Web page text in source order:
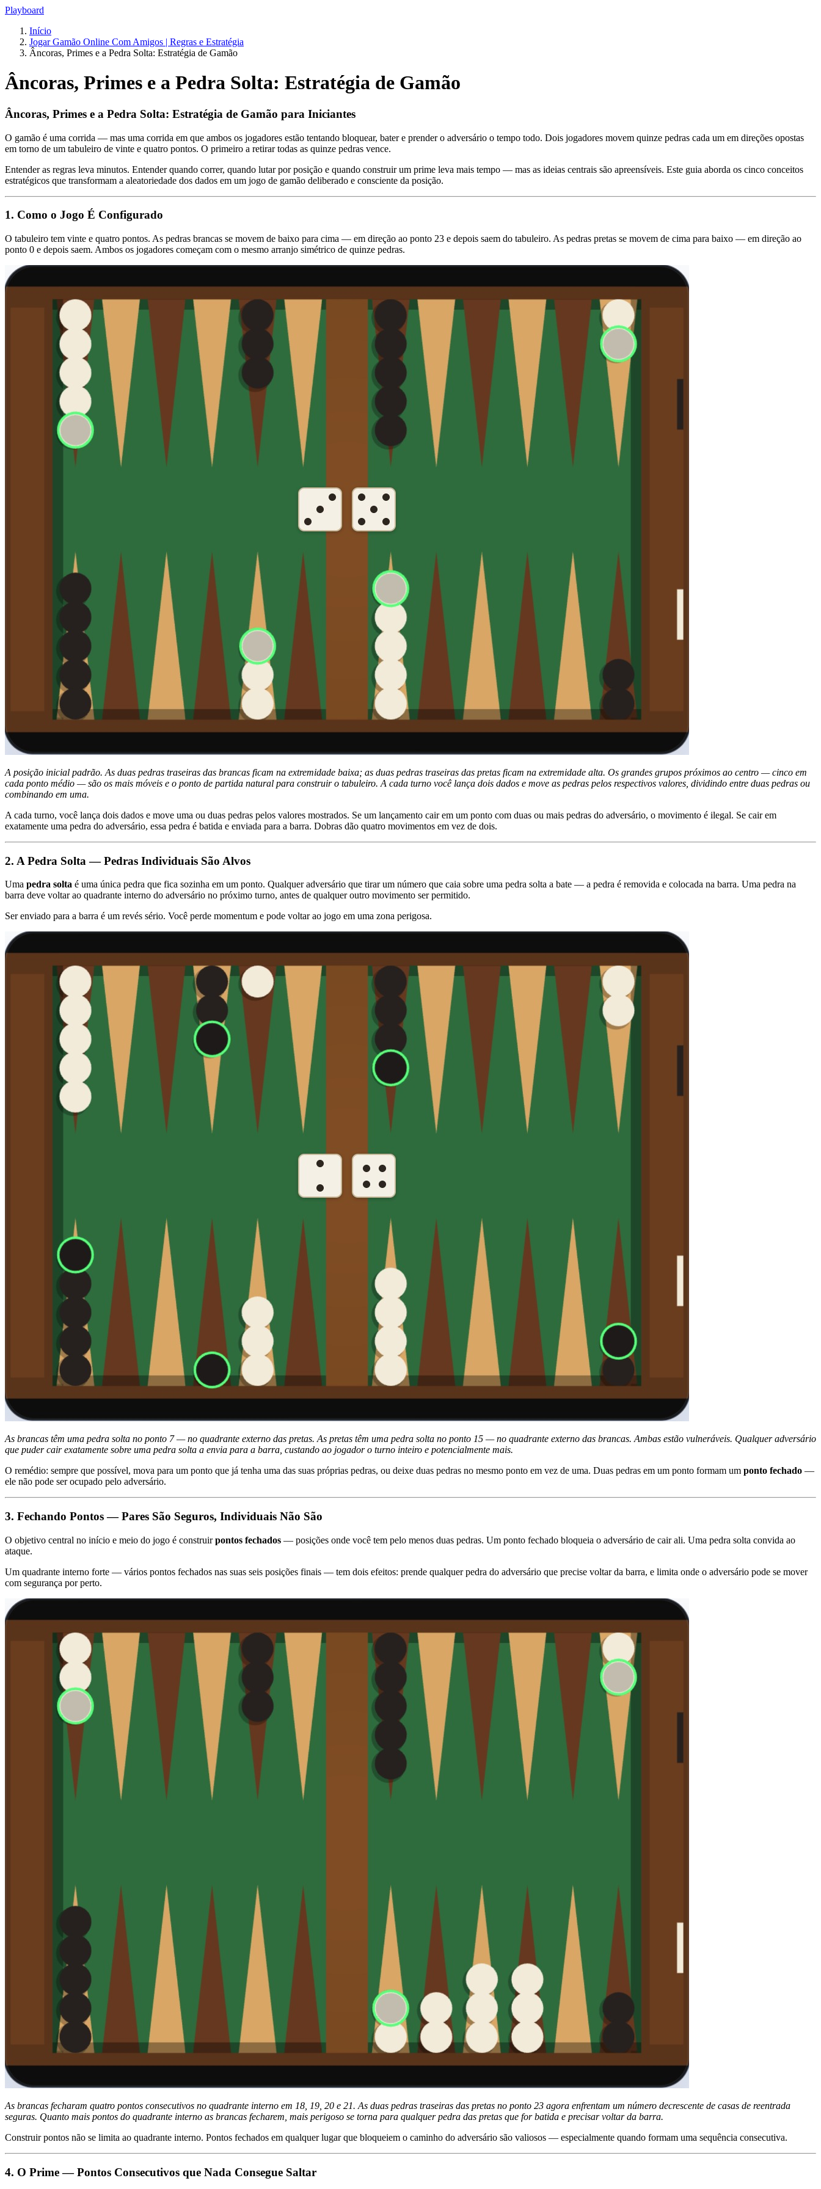
Playboard
Início
Jogar Gamão Online Com Amigos | Regras e Estratégia
Âncoras, Primes e a Pedra Solta: Estratégia de Gamão
Âncoras, Primes e a Pedra Solta: Estratégia de Gamão
Âncoras, Primes e a Pedra Solta: Estratégia de Gamão para Iniciantes
O gamão é uma corrida — mas uma corrida em que ambos os jogadores estão tentando bloquear, bater e prender o adversário o tempo todo. Dois jogadores movem quinze pedras cada um em direções opostas
em torno de um tabuleiro de vinte e quatro pontos. O primeiro a retirar todas as quinze pedras vence.
Entender as regras leva minutos. Entender quando correr, quando lutar por posição e quando construir um prime leva mais tempo — mas as ideias centrais são apreensíveis. Este guia aborda os cinco conceitos
estratégicos que transformam a aleatoriedade dos dados em um jogo de gamão deliberado e consciente da posição.
1. Como o Jogo É Configurado
O tabuleiro tem vinte e quatro pontos. As pedras brancas se movem de baixo para cima — em direção ao ponto 23 e depois saem do tabuleiro. As pedras pretas se movem de cima para baixo — em direção ao
ponto 0 e depois saem. Ambos os jogadores começam com o mesmo arranjo simétrico de quinze pedras.
A posição inicial padrão. As duas pedras traseiras das brancas ficam na extremidade baixa; as duas pedras traseiras das pretas ficam na extremidade alta. Os grandes grupos próximos ao centro — cinco em
cada ponto médio — são os mais móveis e o ponto de partida natural para construir o tabuleiro. A cada turno você lança dois dados e move as pedras pelos respectivos valores, dividindo entre duas pedras ou
combinando em uma.
A cada turno, você lança dois dados e move uma ou duas pedras pelos valores mostrados. Se um lançamento cair em um ponto com duas ou mais pedras do adversário, o movimento é ilegal. Se cair em
exatamente uma pedra do adversário, essa pedra é batida e enviada para a barra. Dobras dão quatro movimentos em vez de dois.
2. A Pedra Solta — Pedras Individuais São Alvos
Uma pedra solta é uma única pedra que fica sozinha em um ponto. Qualquer adversário que tirar um número que caia sobre uma pedra solta a bate — a pedra é removida e colocada na barra. Uma pedra na
barra deve voltar ao quadrante interno do adversário no próximo turno, antes de qualquer outro movimento ser permitido.
Ser enviado para a barra é um revés sério. Você perde momentum e pode voltar ao jogo em uma zona perigosa.
As brancas têm uma pedra solta no ponto 7 — no quadrante externo das pretas. As pretas têm uma pedra solta no ponto 15 — no quadrante externo das brancas. Ambas estão vulneráveis. Qualquer adversário
que puder cair exatamente sobre uma pedra solta a envia para a barra, custando ao jogador o turno inteiro e potencialmente mais.
O remédio: sempre que possível, mova para um ponto que já tenha uma das suas próprias pedras, ou deixe duas pedras no mesmo ponto em vez de uma. Duas pedras em um ponto formam um ponto fechado —
ele não pode ser ocupado pelo adversário.
3. Fechando Pontos — Pares São Seguros, Individuais Não São
O objetivo central no início e meio do jogo é construirpontos fechados — posições onde você tem pelo menos duas pedras. Um ponto fechado bloqueia o adversário de cair ali. Uma pedra solta convida ao
ataque.
Um quadrante interno forte — vários pontos fechados nas suas seis posições finais — tem dois efeitos: prende qualquer pedra do adversário que precise voltar da barra, e limita onde o adversário pode se mover
com segurança por perto.
As brancas fecharam quatro pontos consecutivos no quadrante interno em 18, 19, 20 e 21. As duas pedras traseiras das pretas no ponto 23 agora enfrentam um número decrescente de casas de reentrada
seguras. Quanto mais pontos do quadrante interno as brancas fecharem, mais perigoso se torna para qualquer pedra das pretas que for batida e precisar voltar da barra.
Construir pontos não se limita ao quadrante interno. Pontos fechados em qualquer lugar que bloqueiem o caminho do adversário são valiosos — especialmente quando formam uma sequência consecutiva.
4. O Prime — Pontos Consecutivos que Nada Consegue Saltar